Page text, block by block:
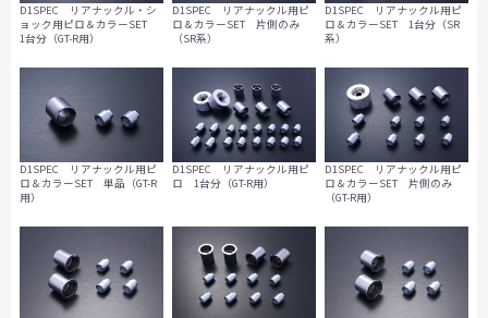
D1SPEC リアナックル・シ
ョック用ピロ＆カラーSET
1台分（GT-R用）
D1SPEC リアナックル用ピ
ロ＆カラーSET 片側のみ
（SR系）
D1SPEC リアナックル用ピ
ロ＆カラーSET 1台分（SR
系）
D1SPEC リアナックル用ピ
ロ＆カラーSET 単品（GT-R
用）
D1SPEC リアナックル用ピ
ロ 1台分（GT-R用）
D1SPEC リアナックル用ピ
ロ＆カラーSET 片側のみ
（GT-R用）